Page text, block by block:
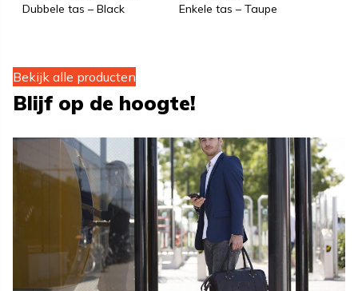
Dubbele tas – Black Enkele tas – Taupe
Bekijk alle producten
Blijf op de hoogte!